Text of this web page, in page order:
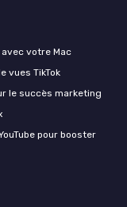
votre Mac
vues TikTok
le succès marketing
pour booster